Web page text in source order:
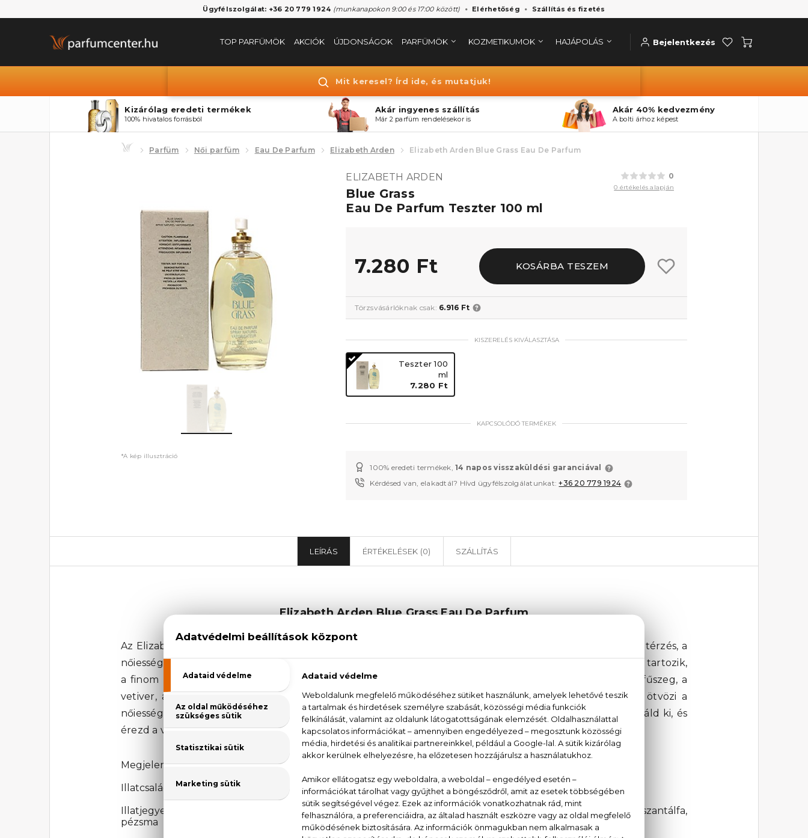
Ügyfélszolgálat: +36 20 779 1924 (munkanapokon 9:00 és 17:00 között) Elérhetőség Szállítás és fizetés
TOP PARFÜMÖK AKCIÓK ÚJDONSÁGOK PARFÜMÖK KOZMETIKUMOK HAJÁPOLÁS Bejelentkezés
Mit keresel? Írd ide, és mutatjuk!
Kizárólag eredeti termékek
100% hivatalos forrásból
Akár ingyenes szállítás
Már 2 parfüm rendelésekor is
Akár 40% kedvezmény
A bolti árhoz képest
Parfüm Női parfüm Eau De Parfum Elizabeth Arden Elizabeth Arden Blue Grass Eau De Parfum
*A kép illusztráció
0
0 értékelés alapján
ELIZABETH ARDEN
Blue Grass
Eau De Parfum Teszter 100 ml
7.280 Ft KOSÁRBA TESZEM
Törzsvásárlóknak csak: 6.916 Ft
KISZERELÉS KIVÁLASZTÁSA
Teszter 100
ml
7.280 Ft
KAPCSOLÓDÓ TERMÉKEK
100% eredeti termékek,14 napos visszaküldési garanciával
Kérdésed van, elakadtál? Hívd ügyfélszolgálatunkat:+36 20 779 1924
LEÍRÁS ÉRTÉKELÉSEK (0) SZÁLLÍTÁS
Elizabeth Arden Blue Grass Eau De Parfum
Az Elizabeth Arden Blue Grass Eau De Parfum női parfüm nem csak egy illat, hanem egy érzés, egy életérzés, a
nőiesség és az elegancia szimbóluma. A Blue Grass Eau De Parfum az illatcsalád virágos-fás kategóriájába tartozik,
a finom rózsa, a jázmin, a liliom és a levendula mellett a muskátli, a narancsvirág, a babérlevél, a szegfűszeg, a
vetiver, a cédrus, a szantálfa és a pézsma is megtalálható az illatban. Ez a kombináció csodálatosan ötvözi a
nőiességet a természet erejével, így viselve a parfümöt, garantáltan minden szem rád szegeződik. Próbáld ki, és
érezd a virágok és a fák illatát, amely épp olyan egyedi és csodálatos, mint Te magad.
Megjelenési év: 1936
Illatcsalád: Virágos-fás
Illatjegyek: rózsa, jázmin, liliom, levendula, geránium, narancsvirág, babérlevél, szegfűszeg, vetiver, cédrus, szantálfa,
pézsma